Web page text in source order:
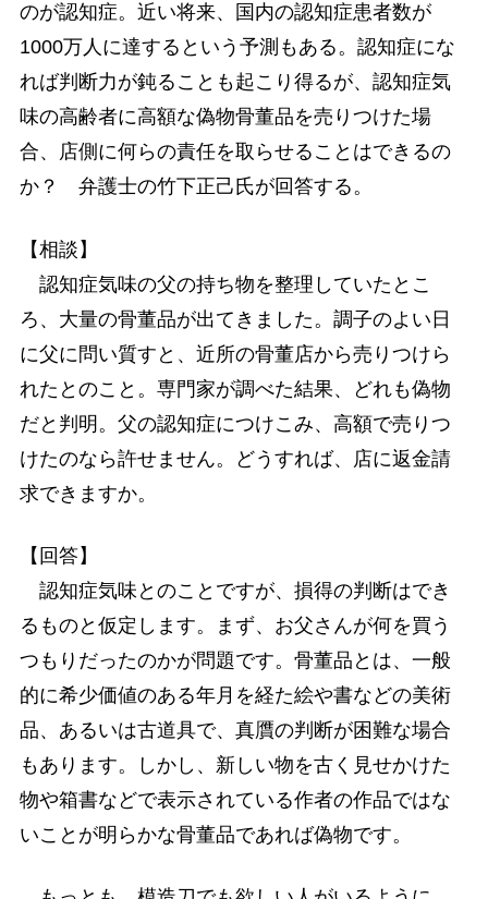
のが認知症。近い将来、国内の認知症患者数が
1000万人に達するという予測もある。認知症にな
れば判断力が鈍ることも起こり得るが、認知症気
味の高齢者に高額な偽物骨董品を売りつけた場
合、店側に何らの責任を取らせることはできるの
か？ 弁護士の竹下正己氏が回答する。
【相談】
認知症気味の父の持ち物を整理していたとこ
ろ、大量の骨董品が出てきました。調子のよい日
に父に問い質すと、近所の骨董店から売りつけら
れたとのこと。専門家が調べた結果、どれも偽物
だと判明。父の認知症につけこみ、高額で売りつ
けたのなら許せません。どうすれば、店に返金請
求できますか。
【回答】
認知症気味とのことですが、損得の判断はでき
るものと仮定します。まず、お父さんが何を買う
つもりだったのかが問題です。骨董品とは、一般
的に希少価値のある年月を経た絵や書などの美術
品、あるいは古道具で、真贋の判断が困難な場合
もあります。しかし、新しい物を古く見せかけた
物や箱書などで表示されている作者の作品ではな
いことが明らかな骨董品であれば偽物です。